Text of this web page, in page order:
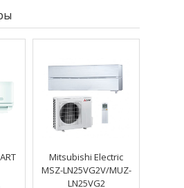
Mitsubishi Electric
MSZ-LN25VG2V/MUZ-
LN25VG2